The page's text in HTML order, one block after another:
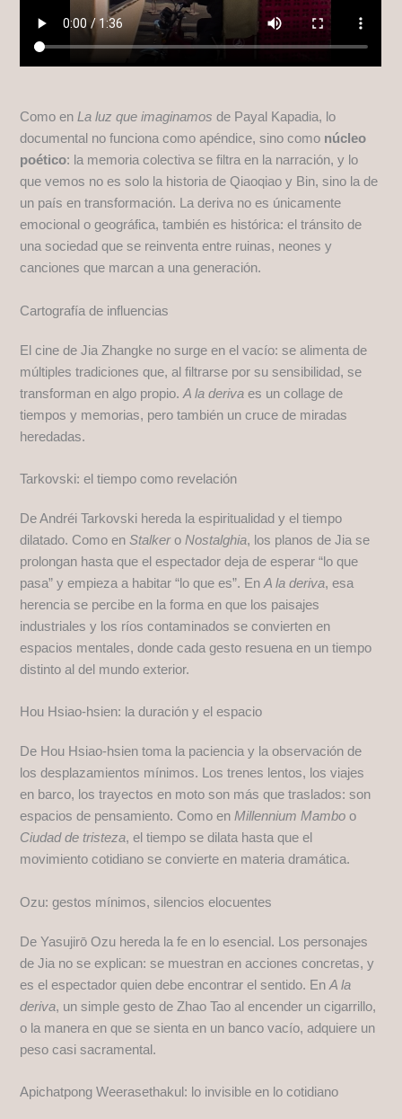
Como enLa luz que imaginamos de Payal Kapadia, lo
documental no funciona como apéndice, sino como núcleo
poético: la memoria colectiva se filtra en la narración, y lo
que vemos no es solo la historia de Qiaoqiao y Bin, sino la de
un país en transformación. La deriva no es únicamente
emocional o geográfica, también es histórica: el tránsito de
una sociedad que se reinventa entre ruinas, neones y
canciones que marcan a una generación.
Cartografía de influencias
El cine de Jia Zhangke no surge en el vacío: se alimenta de
múltiples tradiciones que, al filtrarse por su sensibilidad, se
transforman en algo propio.A la deriva es un collage de
tiempos y memorias, pero también un cruce de miradas
heredadas.
Tarkovski: el tiempo como revelación
De Andréi Tarkovski hereda la espiritualidad y el tiempo
dilatado. Como enStalkeroNostalghia, los planos de Jia se
prolongan hasta que el espectador deja de esperar “lo que
pasa” y empieza a habitar “lo que es”. EnA la deriva, esa
herencia se percibe en la forma en que los paisajes
industriales y los ríos contaminados se convierten en
espacios mentales, donde cada gesto resuena en un tiempo
distinto al del mundo exterior.
Hou Hsiao-hsien: la duración y el espacio
De Hou Hsiao-hsien toma la paciencia y la observación de
los desplazamientos mínimos. Los trenes lentos, los viajes
en barco, los trayectos en moto son más que traslados: son
espacios de pensamiento. Como enMillennium Mambo o
Ciudad de tristeza, el tiempo se dilata hasta que el
movimiento cotidiano se convierte en materia dramática.
Ozu: gestos mínimos, silencios elocuentes
De Yasujirō Ozu hereda la fe en lo esencial. Los personajes
de Jia no se explican: se muestran en acciones concretas, y
es el espectador quien debe encontrar el sentido. EnA la
deriva, un simple gesto de Zhao Tao al encender un cigarrillo,
o la manera en que se sienta en un banco vacío, adquiere un
peso casi sacramental.
Apichatpong Weerasethakul: lo invisible en lo cotidiano